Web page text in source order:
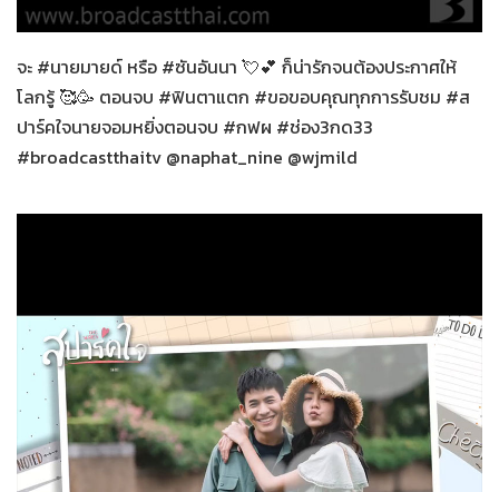
27-12-2563 สปาร์คใจนายจอมหยิ่ง
จะ #นายมายด์ หรือ #ซันอันนา 💘💕 ก็น่ารักจนต้องประกาศให้
โลกรู้ 🥰🥳 ตอนจบ #ฟินตาแตก #ขอขอบคุณทุกการรับชม #ส
ปาร์คใจนายจอมหยิ่งตอนจบ #กฟผ #ช่อง3กด33
#broadcastthaitv @naphat_nine @wjmild